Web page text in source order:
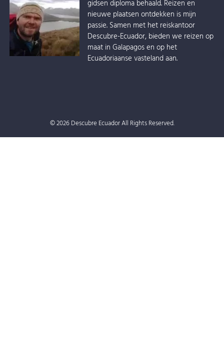
gidsen diploma behaald. Reizen en
nieuwe plaatsen ontdekken is mijn
passie. Samen met het reiskantoor
Descubre-Ecuador, bieden we reizen op
maat in Galapagos en op het
Ecuadoriaanse vasteland aan.
© 2026 Descubre Ecuador All Rights Reserved.